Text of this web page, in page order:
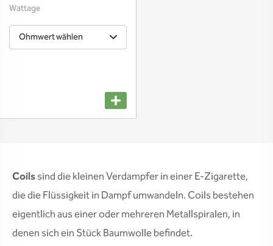
Wattage
Ohmwert wählen
Coilssind die kleinen Verdampfer in einer E-Zigarette,
die die Flüssigkeit in Dampf umwandeln. Coils bestehen
eigentlich aus einer oder mehreren Metallspiralen, in
denen sich ein Stück Baumwolle befindet.